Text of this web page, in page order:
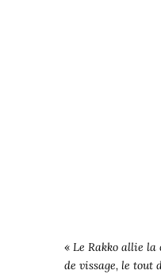
« Le Rakko allie la
de vissage, le